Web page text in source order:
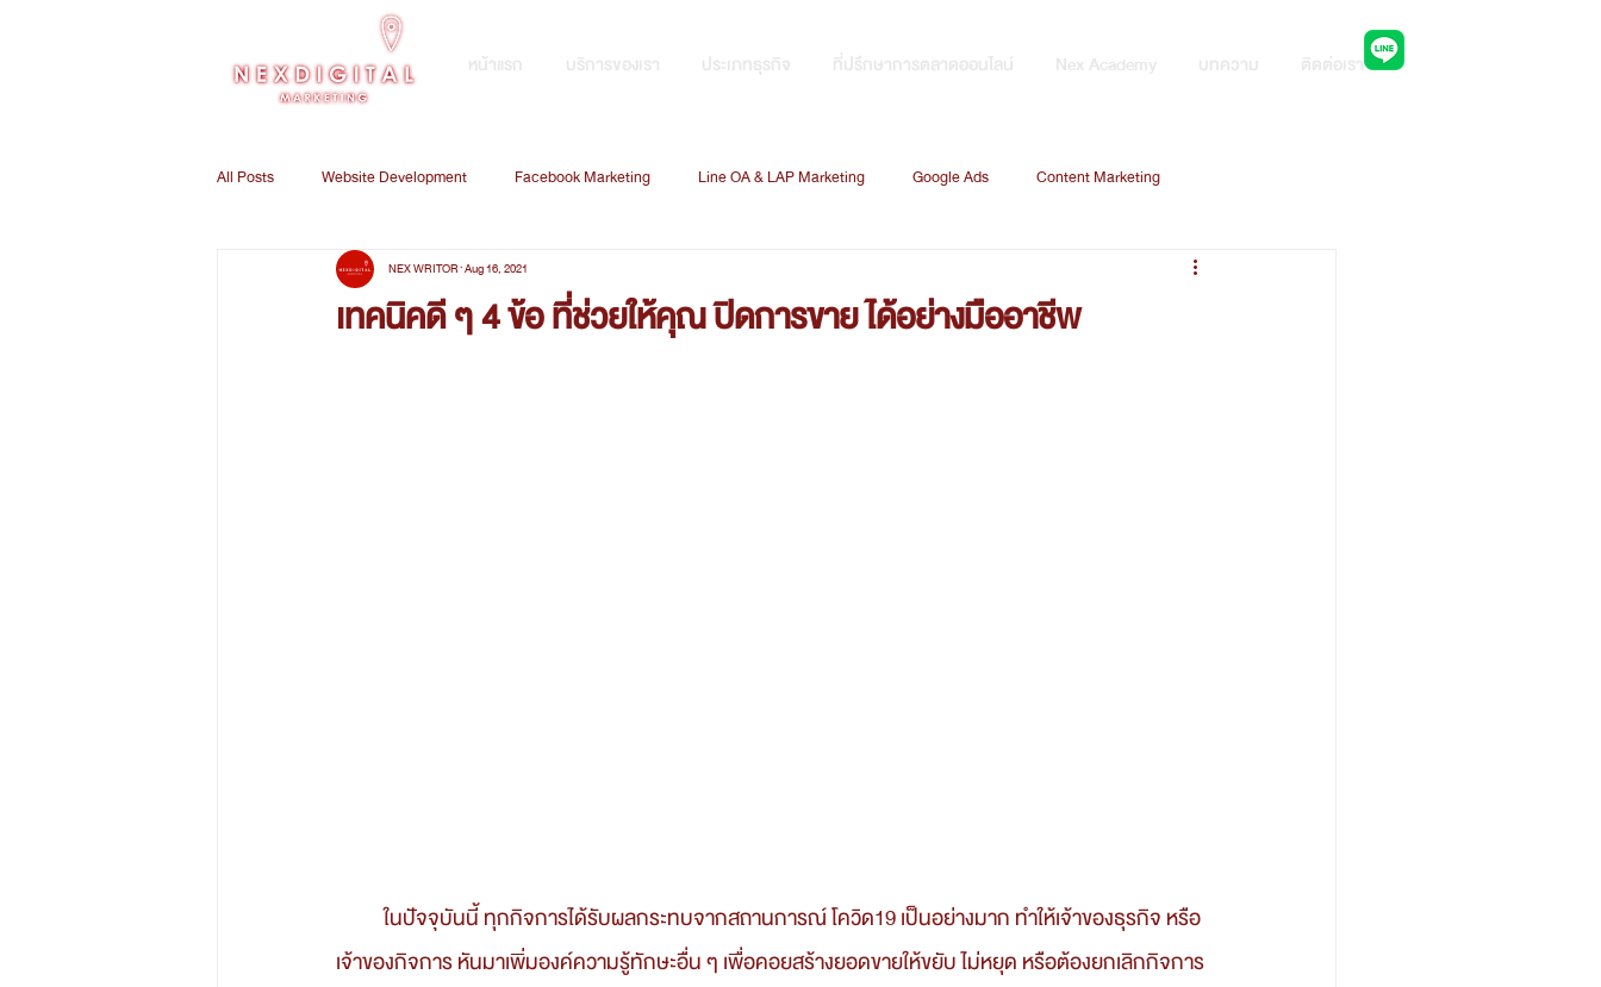
หน้าแรก บริการของเรา ประเภทธุรกิจ ที่ปรึกษาการตลาดออนไลน์ Nex Academy บทความ ติดต่อเรา
All Posts Website Development Facebook Marketing Line OA & LAP Marketing Google Ads Content Marketing
E-Commerce Marketing Digital CRM Line Ads Platform
เทคนิคดี ๆ 4 ข้อ ที่ช่วยให้คุณ ปิดการขาย ได้อย่างมืออาชีพ
NEX WRITOR Aug 16, 2021
	ในปัจจุบันนี้ ทุกกิจการได้รับผลกระทบจากสถานการณ์ โควิด19 เป็นอย่างมาก ทำให้เจ้าของธุรกิจ หรือ
เจ้าของกิจการ หันมาเพิ่มองค์ความรู้ทักษะอื่น ๆ เพื่อคอยสร้างยอดขายให้ขยับ ไม่หยุด หรือต้องยกเลิกกิจการ